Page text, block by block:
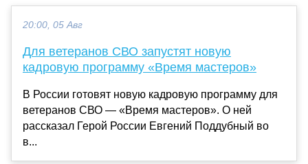
20:00, 05 Авг
Для ветеранов СВО запустят новую
кадровую программу «Время мастеров»
В России готовят новую кадровую программу для
ветеранов СВО — «Время мастеров». О ней
рассказал Герой России Евгений Поддубный во
в...